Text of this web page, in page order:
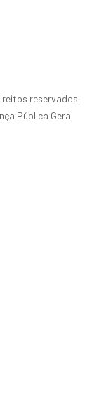
reservados.
Pública Geral